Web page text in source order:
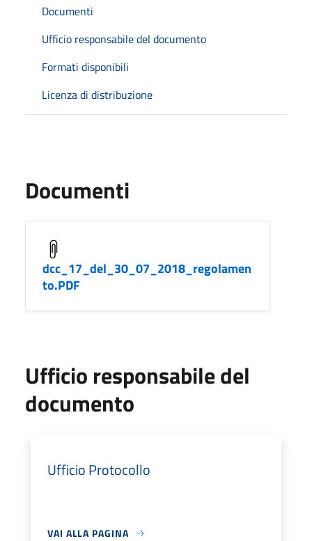
Documenti
Ufficio responsabile del documento
Formati disponibili
Licenza di distribuzione
Documenti
dcc_17_del_30_07_2018_regolamen
to.PDF
Ufficio responsabile del
documento
Ufficio Protocollo
VAI ALLA PAGINA